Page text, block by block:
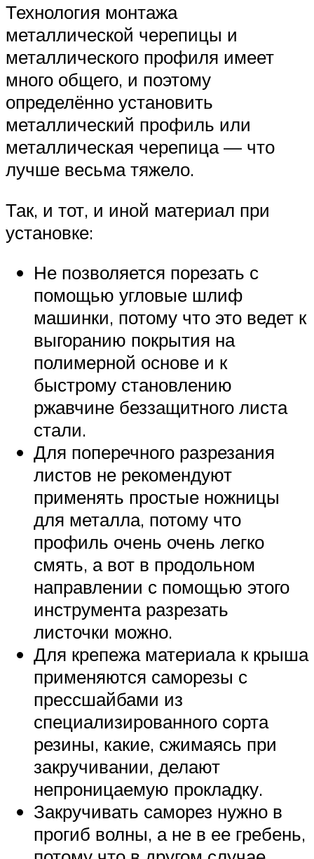
Технология монтажа
металлической черепицы и
металлического профиля имеет
много общего, и поэтому
определённо установить
металлический профиль или
металлическая черепица — что
лучше весьма тяжело.
Так, и тот, и иной материал при
установке:
Не позволяется порезать с
помощью угловые шлиф
машинки, потому что это ведет к
выгоранию покрытия на
полимерной основе и к
быстрому становлению
ржавчине беззащитного листа
стали.
Для поперечного разрезания
листов не рекомендуют
применять простые ножницы
для металла, потому что
профиль очень очень легко
смять, а вот в продольном
направлении с помощью этого
инструмента разрезать
листочки можно.
Для крепежа материала к крыша
применяются саморезы с
прессшайбами из
специализированного сорта
резины, какие, сжимаясь при
закручивании, делают
непроницаемую прокладку.
Закручивать саморез нужно в
прогиб волны, а не в ее гребень,